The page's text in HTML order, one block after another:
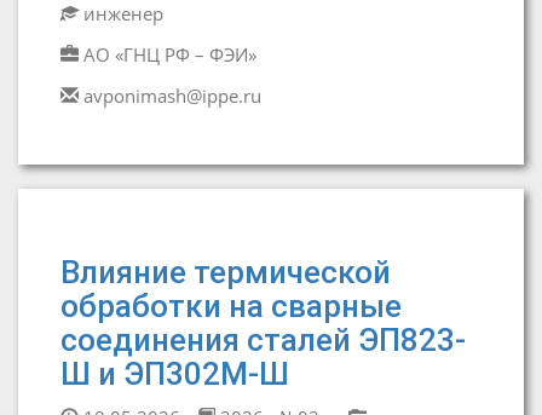
инженер
АО «ГНЦ РФ – ФЭИ»
avponimash@ippe.ru
Влияние термической
обработки на сварные
соединения сталей ЭП823-
Ш и ЭП302М-Ш